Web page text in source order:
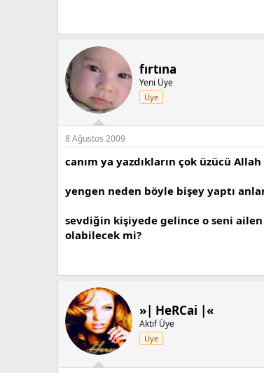
fırtına
Yeni Üye
Üye
8 Ağustos 2009
canım ya yazdıkların çok üzücü
yengen neden böyle bişey yaptı
sevdiğin kişiyede gelince o seni
olabilecek mi?
»| HeRCai |«
Aktif Üye
Üye